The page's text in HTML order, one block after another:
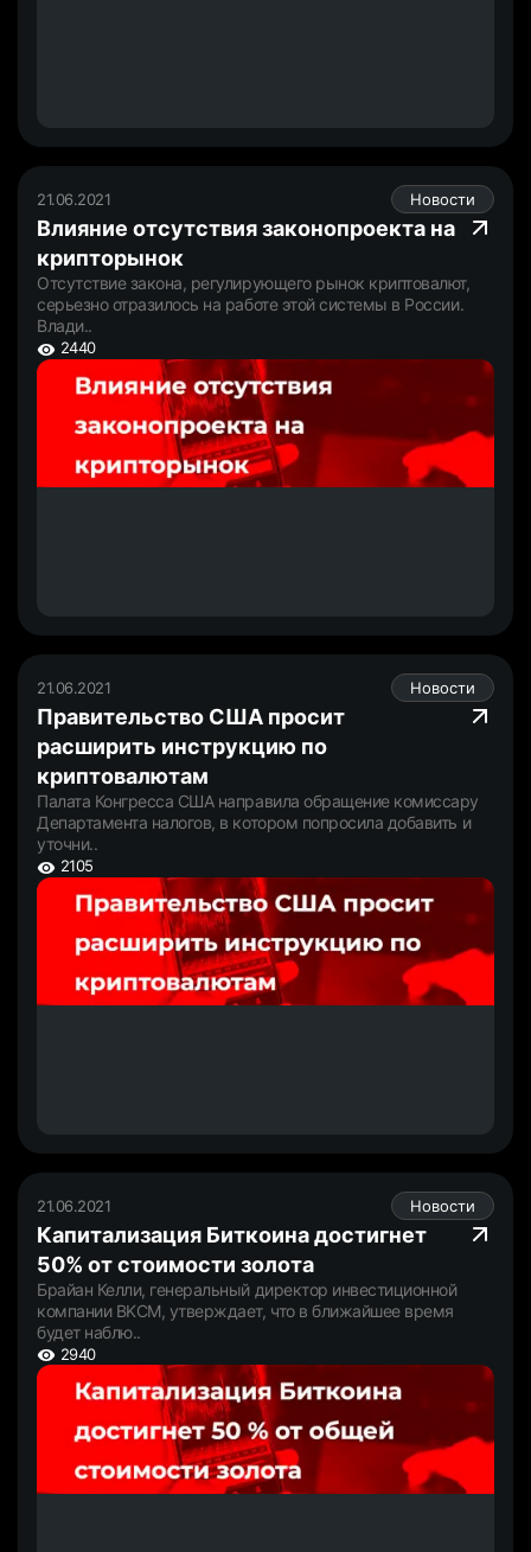
21.06.2021 Новости
Влияние отсутствия законопроекта на
крипторынок
Отсутствие закона, регулирующего рынок криптовалют,
серьезно отразилось на работе этой системы в России.
Влади..
2440
21.06.2021 Новости
Правительство США просит
расширить инструкцию по
криптовалютам
Палата Конгресса США направила обращение комиссару
Департамента налогов, в котором попросила добавить и
уточни..
2105
21.06.2021 Новости
Капитализация Биткоина достигнет
50% от стоимости золота
Брайан Келли, генеральный директор инвестиционной
компании BKCM, утверждает, что в ближайшее время
будет наблю..
2940